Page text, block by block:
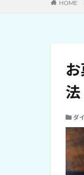
HOME
法
ダ